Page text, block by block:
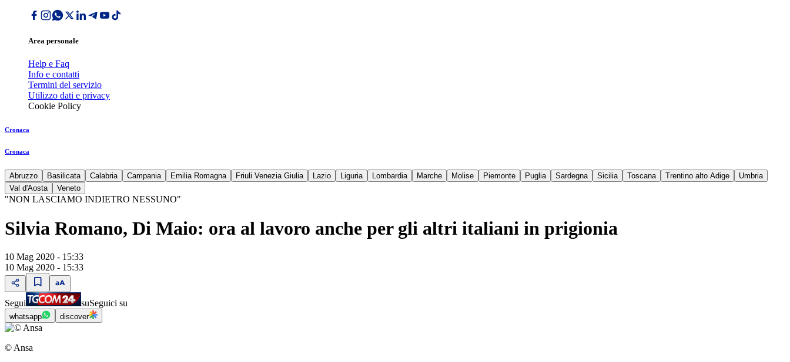
Area personale
Help e Faq
Info e contatti
Termini del servizio
Utilizzo dati e privacy
Cookie Policy
Cronaca
Cronaca
Abruzzo Basilicata Calabria Campania Emilia Romagna Friuli Venezia Giulia Lazio Liguria Lombardia Marche Molise Piemonte Puglia Sardegna Sicilia Toscana Trentino alto Adige
Umbria
Val d'Aosta
Veneto
"NON LASCIAMO INDIETRO NESSUNO"
Silvia Romano, Di Maio: ora al lavoro anche per gli altri italiani in prigionia
10 Mag 2020 - 15:33
10 Mag 2020 - 15:33
Segui suSeguici su
whatsapp discover
© Ansa